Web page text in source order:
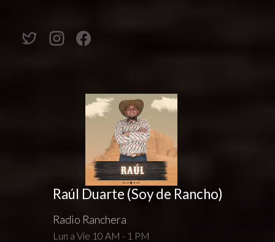
Raúl Duarte (Soy de Rancho)
Radio Ranchera
Lun a Vie 10 AM - 1 PM